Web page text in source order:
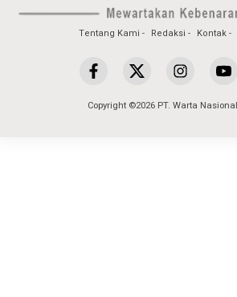
Tentang Kami Redaksi Kontak
Copyright ©2026 PT. Warta